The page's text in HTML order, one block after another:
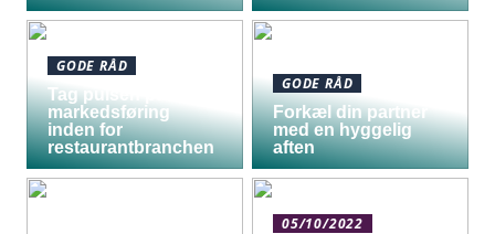
GODE RÅD
Tag pulsen på digital
markedsføring
inden for
restaurantbranchen
GODE RÅD
Forkæl din partner
med en hyggelig
aften
05/10/2022